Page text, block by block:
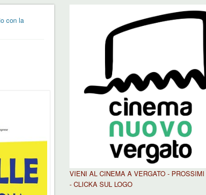
con la
VIENI AL CINEMA A VERGATO -
- CLICKA SUL LOGO